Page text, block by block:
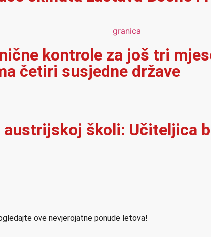
kontrole za još tri
četiri susjedne države
školi: Učiteljica
ove nevjerojatne ponude letova!